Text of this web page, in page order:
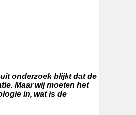
onderzoek blijkt dat de
Maar wij moeten het
in, wat is de